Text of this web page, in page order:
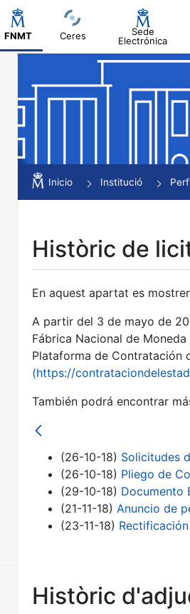
FNMT Ceres
Sede
Electrónica
Mostra/Amaga
Mostra/Amaga
Mostra/Amaga
Mostra/Amaga
Mostra/Amaga
Mostra/Amaga
Inicio Institució
Històric de
En aquest apartat es
A partir del 3 de mayo de
Fábrica Nacional de
Plataforma de Contratación
(https://
También podrá encontrar
(26-10-18) Solicitudes
(26-10-18) Pliego de
(29-10-18) Documento
(21-11-18) Anuncio de
(23-11-18)
Històric